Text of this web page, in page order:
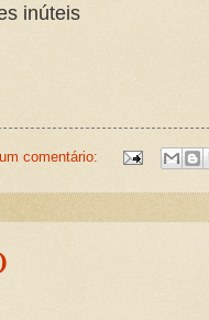
inúteis
comentário: